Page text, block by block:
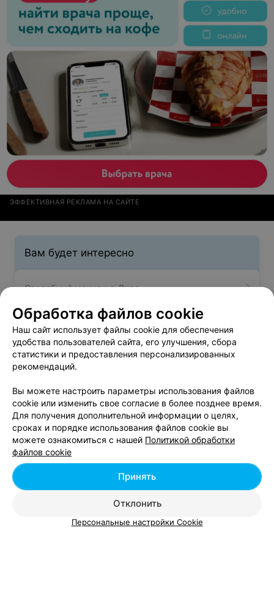
ЭФФЕКТИВНАЯ РЕКЛАМА НА САЙТЕ
Вам будет интересно
Свадебный макияж в Лиде
Вечерний макияж в Лиде
Дневной макияж в Лиде
Добавить компанию
Добавить специалиста
Обработка файлов cookie
Наш сайт использует файлы cookie для обеспечения
удобства пользователей сайта, его улучшения, сбора
статистики и предоставления персонализированных
рекомендаций.
Вы можете настроить параметры использования файлов
cookie или изменить свое согласие в более позднее время.
Для получения дополнительной информации о целях,
сроках и порядке использования файлов cookie вы
можете ознакомиться с нашей Политикой обработки
файлов cookie
Отклонить
Принять
Персональные настройки Cookie